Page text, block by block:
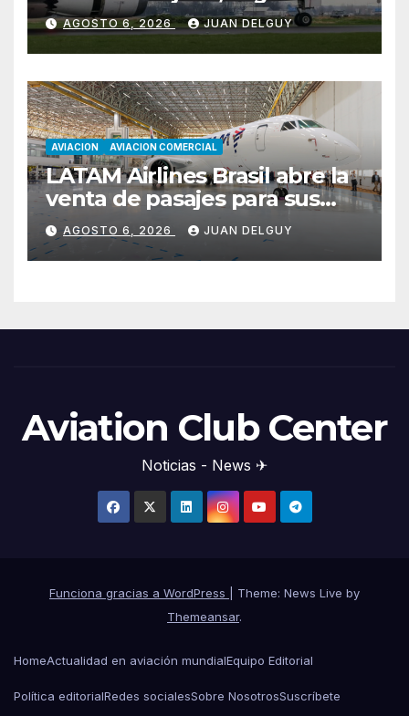
Cirium
AGOSTO 6, 2026 JUAN DELGUY
AVIACION AVIACION COMERCIAL
LATAM Airlines Brasil abre la
venta de pasajes para sus
nuevos Embraer E195-E2 y
anuncia la expansión de su
red
AGOSTO 6, 2026 JUAN DELGUY
Aviation Club Center
Noticias - News ✈
Funciona gracias a WordPress
Theme: News Live by
Themeansar.
HomeActualidad en aviación mundialEquipo Editorial
Política editorialRedes socialesSobre NosotrosSuscríbete